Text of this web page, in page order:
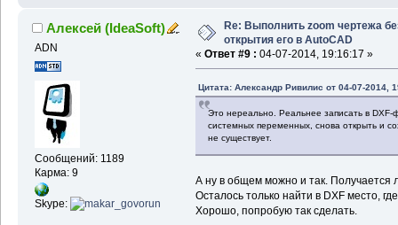
Алексей (IdeaSoft)
ADN
Сообщений: 1189
Карма: 9
Skype:
Re: Выполнить zoom чертежа
открытия его в AutoCAD
« Ответ #9 : 04-07-2014, 19:16:17 »
Цитата: Александр Ривилис от 04-07-2014,
Это нереально. Реальнее записать в DXF-
системных переменных, снова открыть и
не существует.
А ну в общем можно и так. Получается
Осталось только найти в DXF место,
Хорошо, попробую так сделать.